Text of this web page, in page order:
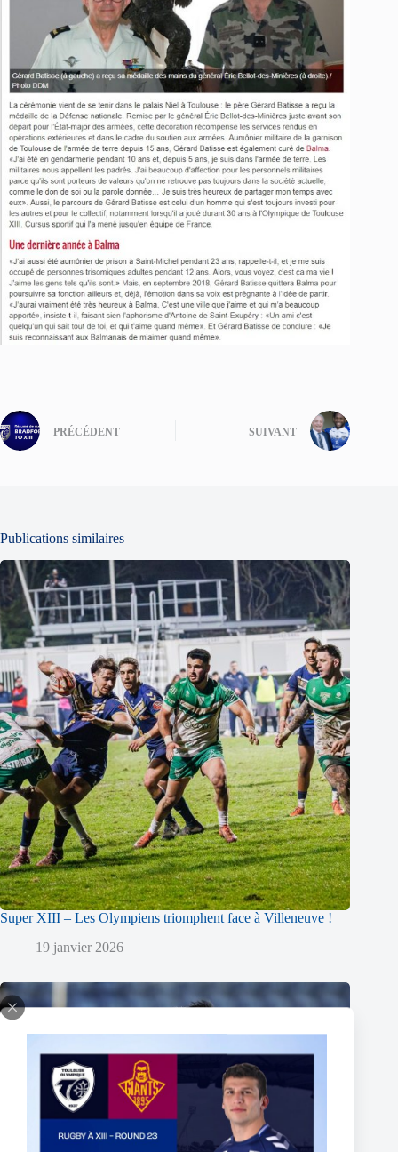
PRÉCÉDENT SUIVANT
Publications similaires
Super XIII – Les Olympiens triomphent face à Villeneuve !
19 janvier 2026